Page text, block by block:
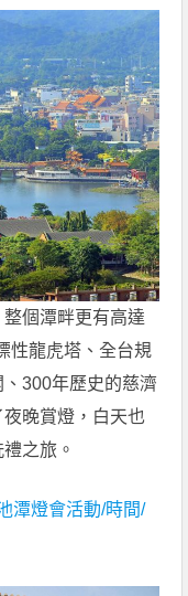
個潭畔更有高達
性龍虎塔、全台規
300年歷史的慈濟
晚賞燈，白天也
之旅。
潭燈會活動/時間/